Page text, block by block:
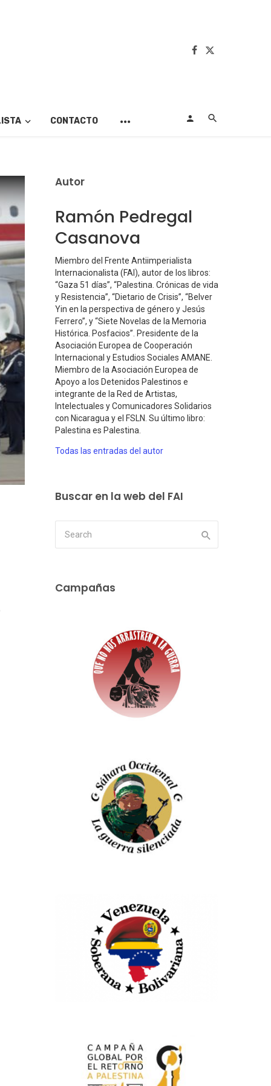
CONTACTO
Autor
Ramón Pedregal
Casanova
Miembro del Frente Antiimperialista
Internacionalista (FAI), autor de los libros:
“Gaza 51 días”, “Palestina. Crónicas de vida
y Resistencia”, “Dietario de Crisis”, “Belver
Yin en la perspectiva de género y Jesús
Ferrero”, y “Siete Novelas de la Memoria
Histórica. Posfacios”. Presidente de la
Asociación Europea de Cooperación
Internacional y Estudios Sociales AMANE.
Miembro de la Asociación Europea de
Apoyo a los Detenidos Palestinos e
integrante de la Red de Artistas,
Intelectuales y Comunicadores Solidarios
con Nicaragua y el FSLN. Su último libro:
Palestina es Palestina.
Todas las entradas del autor
Buscar en la web del FAI
Campañas